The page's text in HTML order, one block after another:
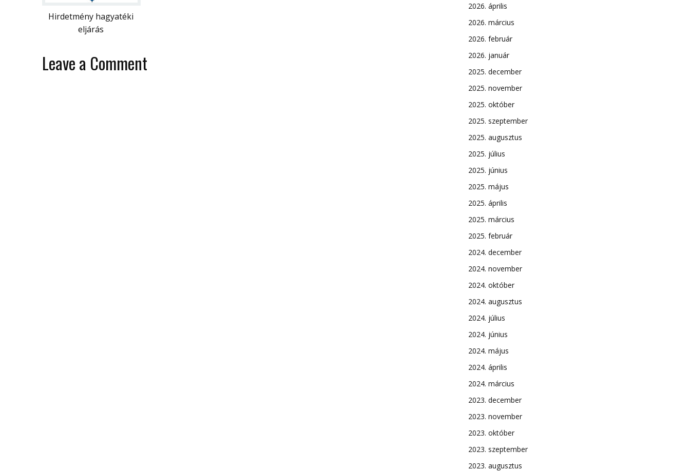
Hirdetmény hagyatéki
eljárás
Leave a Comment
2026. április
2026. március
2026. február
2026. január
2025. december
2025. november
2025. október
2025. szeptember
2025. augusztus
2025. július
2025. június
2025. május
2025. április
2025. március
2025. február
2024. december
2024. november
2024. október
2024. augusztus
2024. július
2024. június
2024. május
2024. április
2024. március
2023. december
2023. november
2023. október
2023. szeptember
2023. augusztus